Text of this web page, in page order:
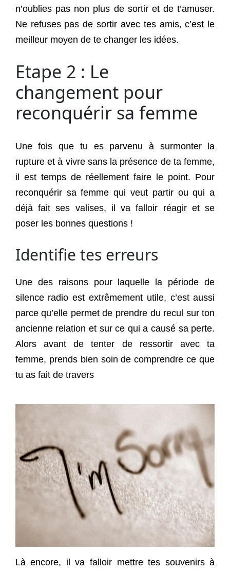
n’oublies pas non plus de sortir et de t’amuser.
Ne refuses pas de sortir avec tes amis, c’est le
meilleur moyen de te changer les idées.
Etape 2 : Le
changement pour
reconquérir sa femme
Une fois que tu es parvenu à surmonter la
rupture et à vivre sans la présence de ta femme,
il est temps de réellement faire le point. Pour
reconquérir sa femme qui veut partir ou qui a
déjà fait ses valises, il va falloir réagir et se
poser les bonnes questions !
Identifie tes erreurs
Une des raisons pour laquelle la période de
silence radio est extrêmement utile, c’est aussi
parce qu’elle permet de prendre du recul sur ton
ancienne relation et sur ce qui a causé sa perte.
Alors avant de tenter de ressortir avec ta
femme, prends bien soin de comprendre ce que
tu as fait de travers
Là encore, il va falloir mettre tes souvenirs à